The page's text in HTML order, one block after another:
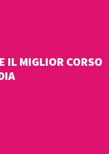
IL MIGLIOR CORSO